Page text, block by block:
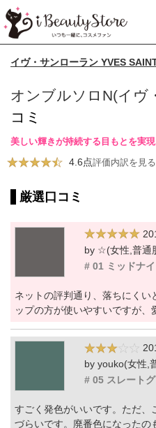
イヴ・サンローラン YVES
オンブルソロN(イヴ
コミ
美しい輝きが持続する目もとを実現
4.6点評価内訳を見る
厳選口コミ
by ☆(女性,普通
# 01 ミッドナ
ネットの評判通り、落ちにく
ップの方が使いやすいですが、
by youko(女性,
# 05 スレート
すごく発色がいいです。ただ
づらいです。廃番色になったの